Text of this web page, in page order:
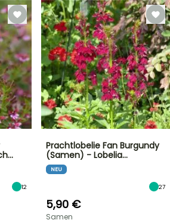
12
Prachtlobelie Fan Burgundy
(Samen) - Lobelia…
NEU
27
5,90 €
Samen